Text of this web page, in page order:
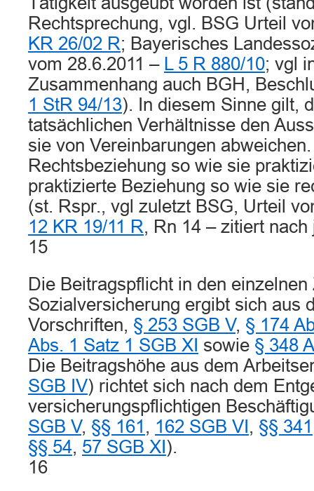
Rechtsprechung, vgl. BSG Urteil
KR 26/02 R; Bayerisches
vom 28.6.2011 – L 5 R 880/10; vgl
Zusammenhang auch BGH,
1 StR 94/13). In diesem Sinne gilt,
tatsächlichen Verhältnisse den
sie von Vereinbarungen
Rechtsbeziehung so wie sie
praktizierte Beziehung so wie sie
(st. Rspr., vgl zuletzt BSG, Urteil
12 KR 19/11 R, Rn 14 – zitiert nach
15
Die Beitragspflicht in den
Sozialversicherung ergibt sich aus
Vorschriften, § 253 SGB V, § 174
Abs. 1 Satz 1 SGB XI sowie § 348
Die Beitragshöhe aus dem
SGB IV) richtet sich nach dem
versicherungspflichtigen
SGB V, §§ 161 , 162 SGB VI , §§ 341
§§ 54, 57 SGB XI ).
16